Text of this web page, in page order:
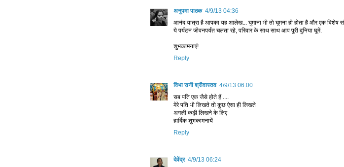
अनुपमा पाठक 4/9/13 04:36
आनंद यात्रा है आपका यह आलेख... घुमाना भी तो घूमना ही होता है और एक विशेष
ये पर्यटन जीवनपर्यंत चलता रहे, परिवार के साथ साथ आप पूरी दुनिया घूमें.
शुभकामनाएं!
Reply
विभा रानी श्रीवास्तव 4/9/13 06:00
सब पति एक जैसे होते हैं ....
मेरे पति भी लिखते तो कुछ ऐसा ही लिखते
अगली कड़ी लिखने के लिए
हार्दिक शुभकामनायें
Reply
देवेंद्र 4/9/13 06:24